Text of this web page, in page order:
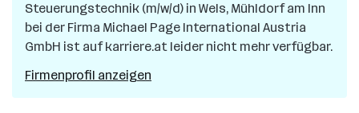
Steuerungstechnik (m/w/d) in Wels, Mühldorf am Inn
bei der Firma Michael Page International Austria
GmbH ist auf karriere.at leider nicht mehr verfügbar.
Firmenprofil anzeigen